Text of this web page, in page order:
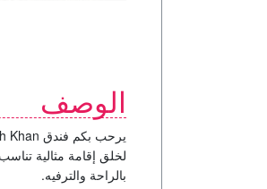
الوصف
يرحب بكم فندق Hammamet Chich Khan
لخلق إقامة مثالية
بالراحة والترفيه.